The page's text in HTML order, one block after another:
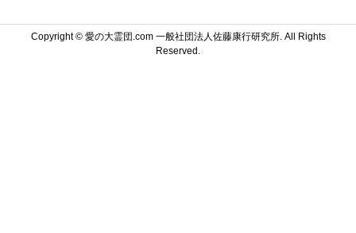
Copyright ©愛の大霊団.com 一般社団法人佐藤康行研究所. All Rights
Reserved.